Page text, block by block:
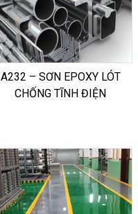
A232 – SƠN EPOXY LÓT
CHỐNG TĨNH ĐIỆN